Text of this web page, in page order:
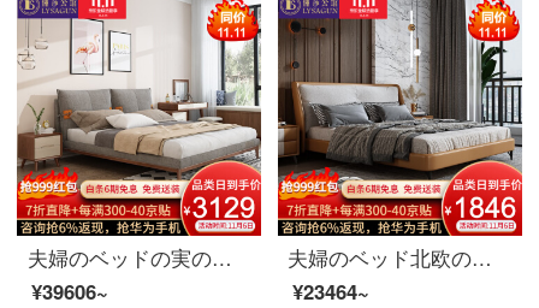
夫婦のベッドの実の木のベッド北欧の布芸のベッドの寝室は簡単にダブルベッドの結婚する逸品の家具の本当の木のベッド+ベッドの頭の箱*2 1.8メートル*2.0メートルを予約します。
¥39606~
夫婦のベッド北欧の軽量で豪華な実木の皮のベッド1.8メートルの近代簡約主な寝室の布芸ダブルベッドの逸品の家具の布芸ベッド（ダウンジャケット）1800*2000（カスタマイズ可能な色）
¥23464~